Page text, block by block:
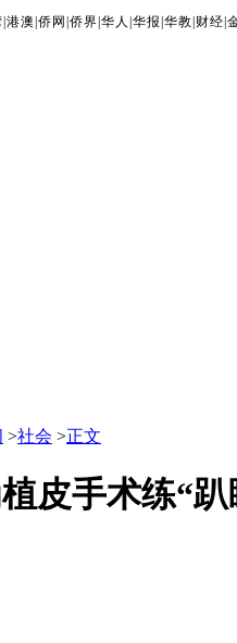
|港澳 |侨网 |侨界 |华人 |华报 |华教 财经 |
>社会 >正文
皮手术练“趴